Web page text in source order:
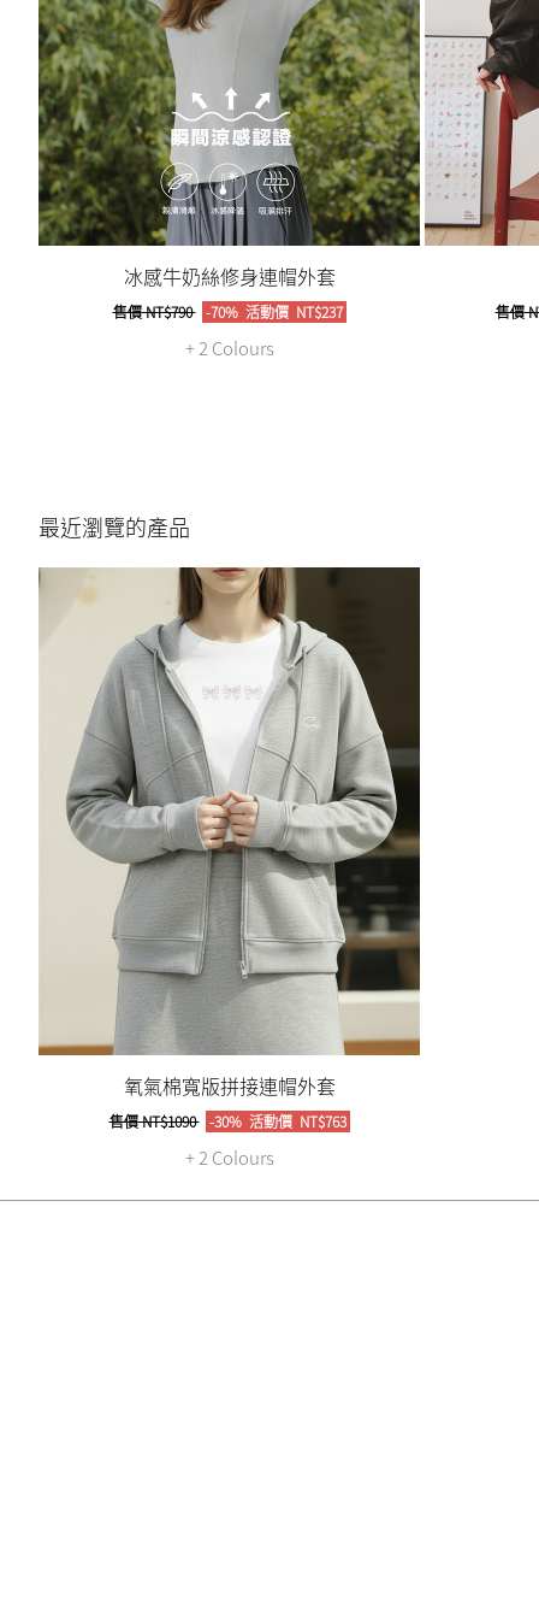
冰感牛奶絲修身連帽外套
售價NT$790 -70% 活動價NT$237
+ 2 Colours
售價
最近瀏覽的產品
氧氣棉寬版拼接連帽外套
售價NT$1090 -30% 活動價NT$763
+ 2 Colours